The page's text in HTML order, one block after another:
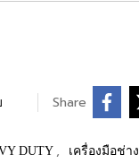
Share
DUTY , เครื่องมือช่าง